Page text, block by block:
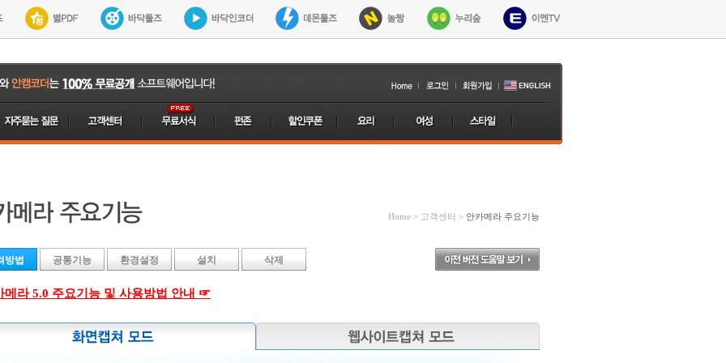
Home > 고객센터 > 안카메라 주요기능
방법 공통기능 환경설정 설치 삭제
메라 5.0 주요기능 및 사용방법 안내 ☞